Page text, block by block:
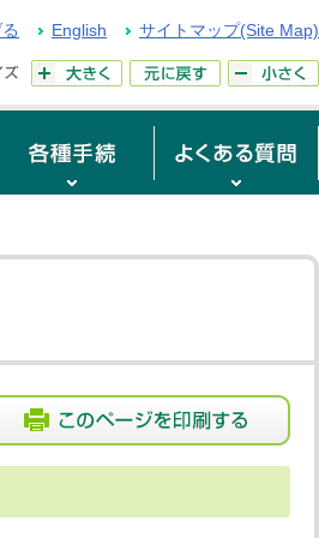
English サイトマップ(Site Map)